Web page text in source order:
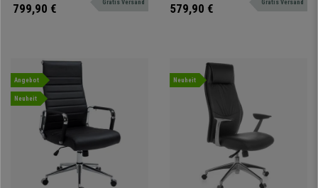
799,90 € Gratis Versand
Echtleder.
579,90 € Gratis Versand
Angebot
Neuheit
Neuheit